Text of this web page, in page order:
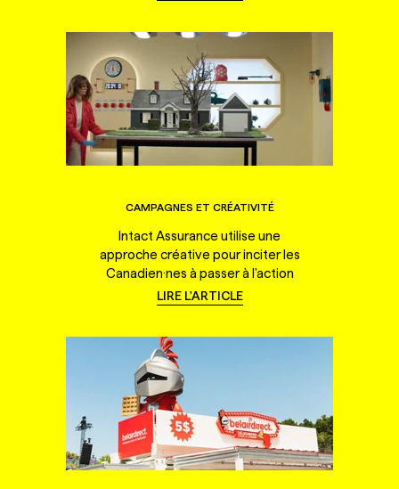
CAMPAGNES ET CRÉATIVITÉ
Intact Assurance utilise une
approche créative pour inciter les
Canadien·nes à passer à l'action
LIRE L'ARTICLE